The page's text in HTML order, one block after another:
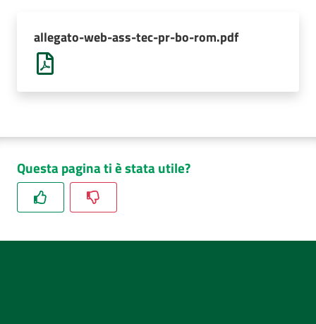
allegato-web-ass-tec-pr-bo-rom.pdf
Questa pagina ti è stata utile?